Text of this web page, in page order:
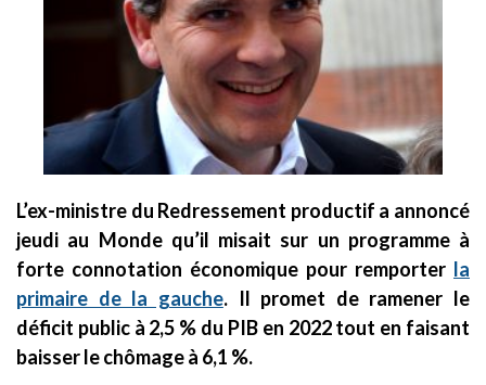
L’ex-ministre du Redressement productif a annoncé
jeudi au Monde qu’il misait sur un programme à
forte connotation économique pour remporter la
primaire de la gauche. Il promet de ramener le
déficit public à 2,5 % du PIB en 2022 tout en faisant
baisser le chômage à 6,1 %.